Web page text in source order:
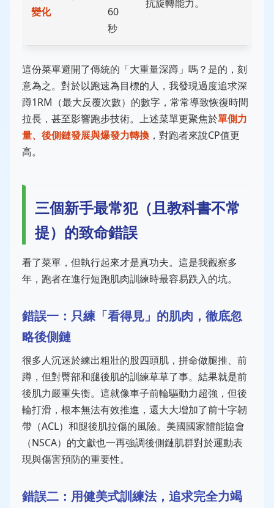
變化
60
秒
抗旋轉能力。
這份菜單避開了傳統的「大重量深蹲」嗎？是的，刻
意為之。對於以跑速為目標的人，我發現過度追求深
蹲1RM（最大反覆次數）的數字，常常導致恢復時間
拉長，甚至影響跑步技術。上述菜單更聚焦於單側力
量、後側鏈發展與爆發力轉換 ，對跑者來說CP值更
高。
三個新手最常犯（且教科書不常
提）的致命錯誤
看了菜單，但執行起來才是真功夫。這是我觀察多
年，跑者在進行短跑肌肉訓練時最容易跌入的坑。
錯誤一：只練「看得見」的肌肉，徹底忽
略後側鏈
很多人沉迷於練出粗壯的股四頭肌，拼命做腿推、前
蹲，但對臀部和腿後肌的訓練草草了事。結果就是前
後肌力嚴重失衡。這就像車子前輪驅動力超強，但後
輪打滑，根本無法有效推進，還大大增加了前十字韌
帶（ACL）和腿後肌拉傷的風險。美國國家體能協會
（NSCA）的文獻也一再強調後側鏈肌群對於運動表
現與傷害預防的重要性。
錯誤二：用健美式訓練法，追求完全力竭